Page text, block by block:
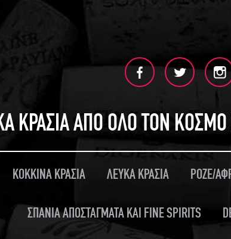
ΚΡΑΣΙΑ ΑΠΟ ΟΛΟ ΤΟΝ
ΚΟΚΚΙΝΑ ΚΡΑΣΙΑ ΛΕΥΚΑ ΚΡΑΣΙΑ ΡΟΖΕ/
ΣΠΑΝΙΑ ΑΠΟΣΤΑΓΜΑΤΑ ΚΑΙ FINE SPIRITS